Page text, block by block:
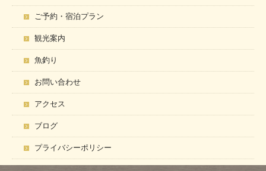
ご予約・宿泊プラン
観光案内
魚釣り
お問い合わせ
アクセス
ブログ
プライバシーポリシー